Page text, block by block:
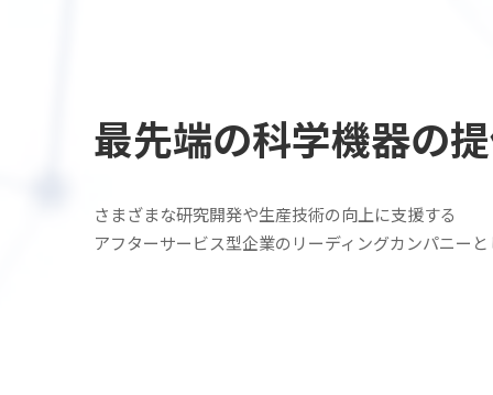
最先端の科学機器の
さまざまな研究開発や生産技術の向上に支援する
アフターサービス型企業の リーディングカンパニー